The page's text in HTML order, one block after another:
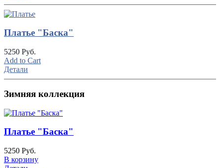
Платье "Баска"
5250 Руб.
Add to Cart
Детали
Зимняя коллекция
Платье "Баска"
5250 Руб.
В корзину